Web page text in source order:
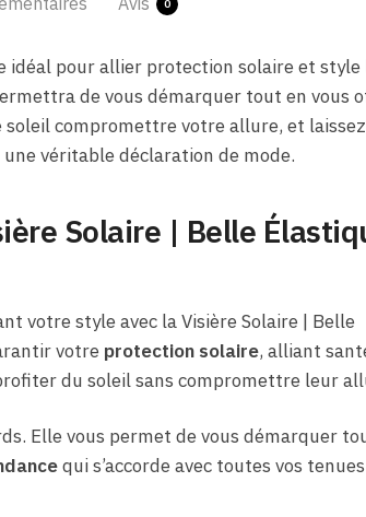
0
idéal pour allier protection solaire et style
de vous démarquer tout en vous
compromettre votre allure, et
véritable déclaration de mode.
Solaire | Belle
votre style avec la Visière Solaire | Belle
votre protection solaire, alliant
du soleil sans compromettre leur
Elle vous permet de vous démarquer
qui s’accorde avec toutes vos tenues